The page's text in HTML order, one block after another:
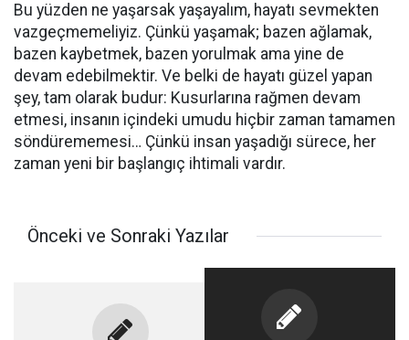
Bu yüzden ne yaşarsak yaşayalım, hayatı sevmekten
vazgeçmemeliyiz. Çünkü yaşamak; bazen ağlamak,
bazen kaybetmek, bazen yorulmak ama yine de
devam edebilmektir. Ve belki de hayatı güzel yapan
şey, tam olarak budur: Kusurlarına rağmen devam
etmesi, insanın içindeki umudu hiçbir zaman tamamen
söndürememesi… Çünkü insan yaşadığı sürece, her
zaman yeni bir başlangıç ihtimali vardır.
Önceki ve Sonraki Yazılar